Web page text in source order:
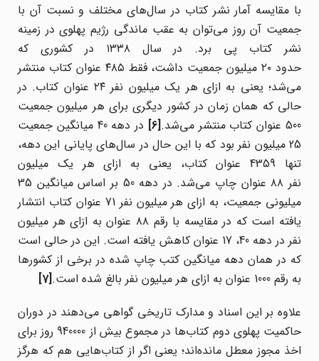
با مقایسه آمار نشر کتاب در سال‌های مختلف و نسبت آن با
جمعیت آن روز می‌توان به عقب ماندگی رژیم پهلوی در زمینه
نشر کتاب پی‌ برد. در سال ۱۳۳۸ در کشوری که
حدود ۲۰ میلیون جمعیت داشت، فقط ۴۸۵ عنوان کتاب منتشر
می‌شد؛ یعنی به ازای هر یک میلیون نفر ۲۴ عنوان کتاب. در
حالی که همان زمان در کشور دیگری برای هر میلیون جمعیت
500 عنوان کتاب منتشر می‌شد.
[6]
در دهه 40 میانگین جمعیت
25 ‌میلیون نفر بود که با این حال در سال‌های پایانی این دهه،
تنها 4359 عنوان کتاب، یعنی به ازای هر یک میلیون
نفر ۸۸ عنوان چاپ می‌شد. در دهه 50 بر اساس میانگین 35
میلیونی جمعیت، به ازای هر میلیون نفر 71 عنوان کتاب انتشار
یافته است که در مقایسه با رقم ۸۸ عنوان به ازای هر میلیون
نفر در دهه 40، 17 عنوان کاهش یافته است. این در حالی است
که در همان دهه میانگین کتب چاپ شده در برخی از کشورها
به رقم 1000 عنوان به ازای هر میلیون نفر بالغ شده است.
[7]
علاوه بر این اسناد و مدارک تاریخی گواهی می‌دهند در دوران
حاکمیت پهلوی دوم کتاب‌ها در مجموع بیش از 940000 روز برای
اخذ مجوز معطل مانده‌اند؛ یعنی اگر از کتاب‌هایی هم که هرگز